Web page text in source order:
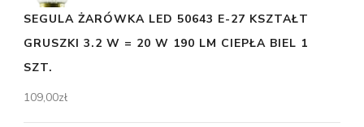
SEGULA ŻARÓWKA LED 50643 E-27 KSZTAŁT
GRUSZKI 3.2 W = 20 W 190 LM CIEPŁA BIEL 1
SZT.
109,00zł